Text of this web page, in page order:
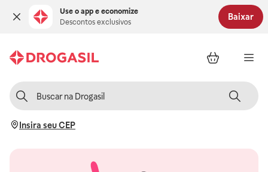
Use o app e economize
Descontos exclusivos
Baixar
Insira seu CEP